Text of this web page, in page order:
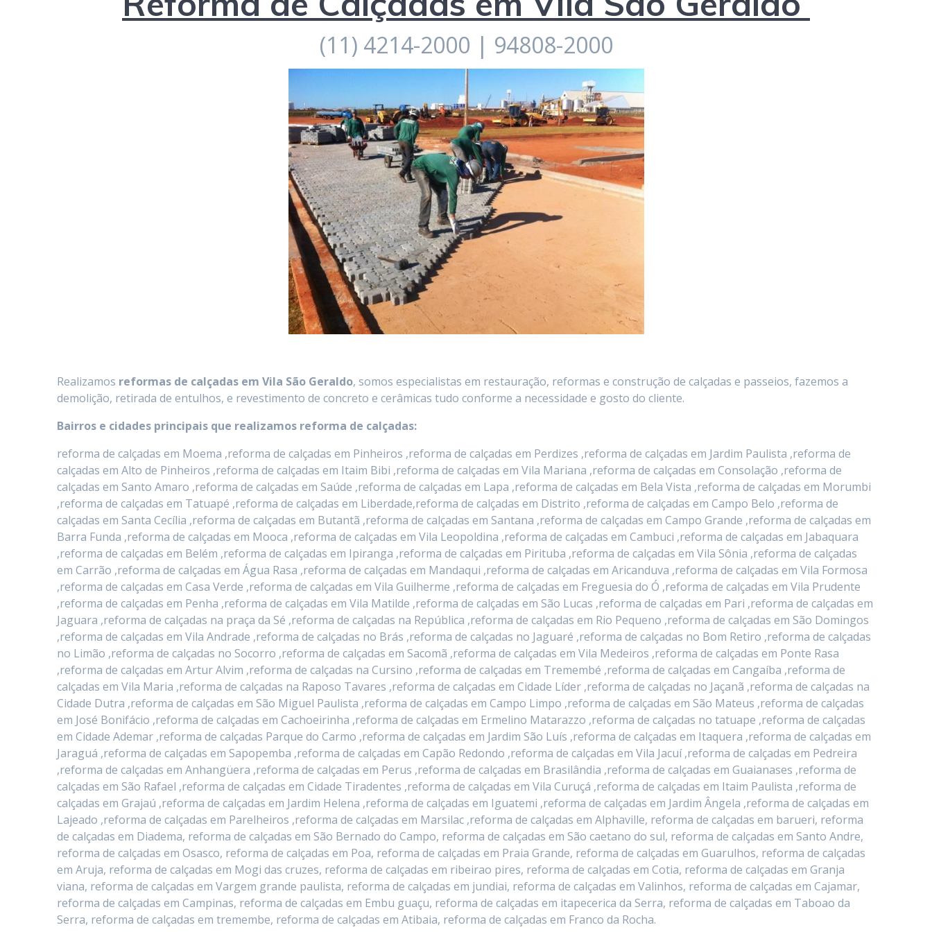
(11) 4214-2000 | 94808-2000
Realizamos reformas de calçadas em Vila São Geraldo, somos especialistas em restauração, reformas e construção de calçadas e passeios, fazemos a
demolição, retirada de entulhos, e revestimento de concreto e cerâmicas tudo conforme a necessidade e gosto do cliente.
Bairros e cidades principais que realizamos reforma de calçadas:
reforma de calçadas em Moema ,reforma de calçadas em Pinheiros ,reforma de calçadas em Perdizes ,reforma de calçadas em Jardim Paulista ,reforma de
calçadas em Alto de Pinheiros ,reforma de calçadas em Itaim Bibi ,reforma de calçadas em Vila Mariana ,reforma de calçadas em Consolação ,reforma de
calçadas em Santo Amaro ,reforma de calçadas em Saúde ,reforma de calçadas em Lapa ,reforma de calçadas em Bela Vista ,reforma de calçadas em Morumbi
,reforma de calçadas em Tatuapé ,reforma de calçadas em Liberdade,reforma de calçadas em Distrito ,reforma de calçadas em Campo Belo ,reforma de
calçadas em Santa Cecília ,reforma de calçadas em Butantã ,reforma de calçadas em Santana ,reforma de calçadas em Campo Grande ,reforma de calçadas em
Barra Funda ,reforma de calçadas em Mooca ,reforma de calçadas em Vila Leopoldina ,reforma de calçadas em Cambuci ,reforma de calçadas em Jabaquara
,reforma de calçadas em Belém ,reforma de calçadas em Ipiranga ,reforma de calçadas em Pirituba ,reforma de calçadas em Vila Sônia ,reforma de calçadas
em Carrão ,reforma de calçadas em Água Rasa ,reforma de calçadas em Mandaqui ,reforma de calçadas em Aricanduva ,reforma de calçadas em Vila Formosa
,reforma de calçadas em Casa Verde ,reforma de calçadas em Vila Guilherme ,reforma de calçadas em Freguesia do Ó ,reforma de calçadas em Vila Prudente
,reforma de calçadas em Penha ,reforma de calçadas em Vila Matilde ,reforma de calçadas em São Lucas ,reforma de calçadas em Pari ,reforma de calçadas em
Jaguara ,reforma de calçadas na praça da Sé ,reforma de calçadas na República ,reforma de calçadas em Rio Pequeno ,reforma de calçadas em São Domingos
,reforma de calçadas em Vila Andrade ,reforma de calçadas no Brás ,reforma de calçadas no Jaguaré ,reforma de calçadas no Bom Retiro ,reforma de calçadas
no Limão ,reforma de calçadas no Socorro ,reforma de calçadas em Sacomã ,reforma de calçadas em Vila Medeiros ,reforma de calçadas em Ponte Rasa
,reforma de calçadas em Artur Alvim ,reforma de calçadas na Cursino ,reforma de calçadas em Tremembé ,reforma de calçadas em Cangaíba ,reforma de
calçadas em Vila Maria ,reforma de calçadas na Raposo Tavares ,reforma de calçadas em Cidade Líder ,reforma de calçadas no Jaçanã ,reforma de calçadas na
Cidade Dutra ,reforma de calçadas em São Miguel Paulista ,reforma de calçadas em Campo Limpo ,reforma de calçadas em São Mateus ,reforma de calçadas
em José Bonifácio ,reforma de calçadas em Cachoeirinha ,reforma de calçadas em Ermelino Matarazzo ,reforma de calçadas no tatuape ,reforma de calçadas
em Cidade Ademar ,reforma de calçadas Parque do Carmo ,reforma de calçadas em Jardim São Luís ,reforma de calçadas em Itaquera ,reforma de calçadas em
Jaraguá ,reforma de calçadas em Sapopemba ,reforma de calçadas em Capão Redondo ,reforma de calçadas em Vila Jacuí ,reforma de calçadas em Pedreira
,reforma de calçadas em Anhangüera ,reforma de calçadas em Perus ,reforma de calçadas em Brasilândia ,reforma de calçadas em Guaianases ,reforma de
calçadas em São Rafael ,reforma de calçadas em Cidade Tiradentes ,reforma de calçadas em Vila Curuçá ,reforma de calçadas em Itaim Paulista ,reforma de
calçadas em Grajaú ,reforma de calçadas em Jardim Helena ,reforma de calçadas em Iguatemi ,reforma de calçadas em Jardim Ângela ,reforma de calçadas em
Lajeado ,reforma de calçadas em Parelheiros ,reforma de calçadas em Marsilac ,reforma de calçadas em Alphaville, reforma de calçadas em barueri, reforma
de calçadas em Diadema, reforma de calçadas em São Bernado do Campo, reforma de calçadas em São caetano do sul, reforma de calçadas em Santo Andre,
reforma de calçadas em Osasco, reforma de calçadas em Poa, reforma de calçadas em Praia Grande, reforma de calçadas em Guarulhos, reforma de calçadas
em Aruja, reforma de calçadas em Mogi das cruzes, reforma de calçadas em ribeirao pires, reforma de calçadas em Cotia, reforma de calçadas em Granja
viana, reforma de calçadas em Vargem grande paulista, reforma de calçadas em jundiai, reforma de calçadas em Valinhos, reforma de calçadas em Cajamar,
reforma de calçadas em Campinas, reforma de calçadas em Embu guaçu, reforma de calçadas em itapecerica da Serra, reforma de calçadas em Taboao da
Serra, reforma de calçadas em tremembe, reforma de calçadas em Atibaia, reforma de calçadas em Franco da Rocha.